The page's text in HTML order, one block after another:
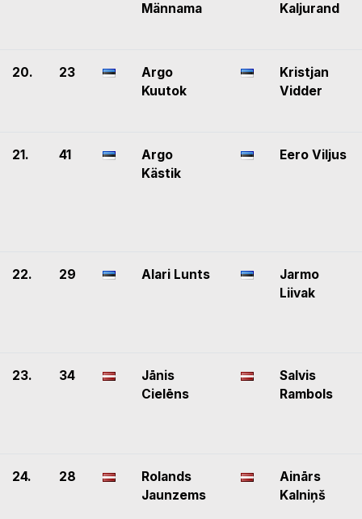
Männama
Kaljurand
20. 23
Argo
Kuutok
Kristjan
Vidder
21. 41
Argo
Kästik
Eero Viljus
22. 29 Alari Lunts
Jarmo
Liivak
23. 34
Jānis
Cielēns
Salvis
Rambols
24. 28
Rolands
Jaunzems
Ainārs
Kalniņš